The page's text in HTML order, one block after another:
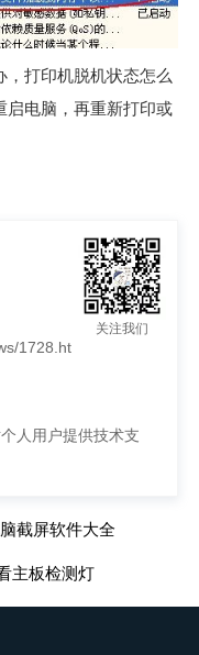
，打印机脱机状态怎么
启电脑，再重新打印或
关注我们
1728.ht
人用户提供技术支
截屏软件大全
主板检测灯